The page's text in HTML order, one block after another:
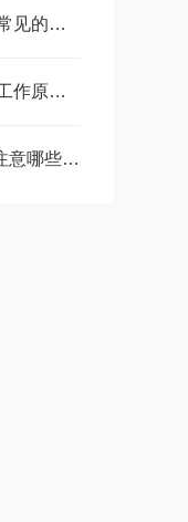
EMS电镜耗材有哪些常见的类型？
NYU大小鼠打击器的工作原理及技术参数说明
使用FST灭菌盒应当注意哪些事项？